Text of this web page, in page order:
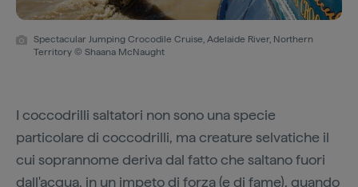
Spectacular Jumping Crocodile Cruise, Adelaide River, Northern
Territory © Shaana McNaught
I coccodrilli saltatori non sono una specie
particolare di coccodrilli, ma creature selvatiche il
cui soprannome deriva dal fatto che saltano fuori
dall'acqua, in un impeto di forza (e di fame), quando